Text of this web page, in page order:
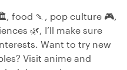
food 🍡, pop culture 🎮,
🌿, I’ll make sure
Want to try new
Visit anime and